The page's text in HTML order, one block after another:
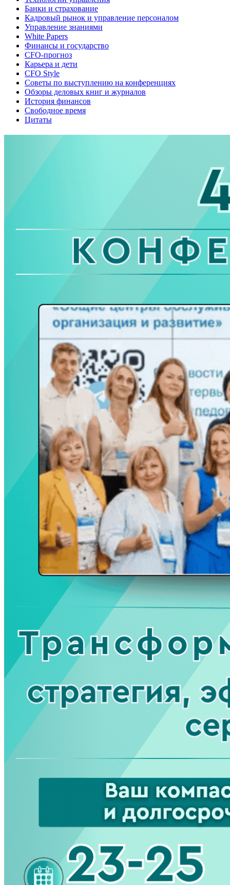
Банки и страхование
Кадровый рынок и управление персоналом
Управление знаниями
White Papers
Финансы и государство
CFO-прогноз
Карьера и дети
CFO Style
Советы по выступлению на конференциях
Обзоры деловых книг и журналов
История финансов
Свободное время
Цитаты